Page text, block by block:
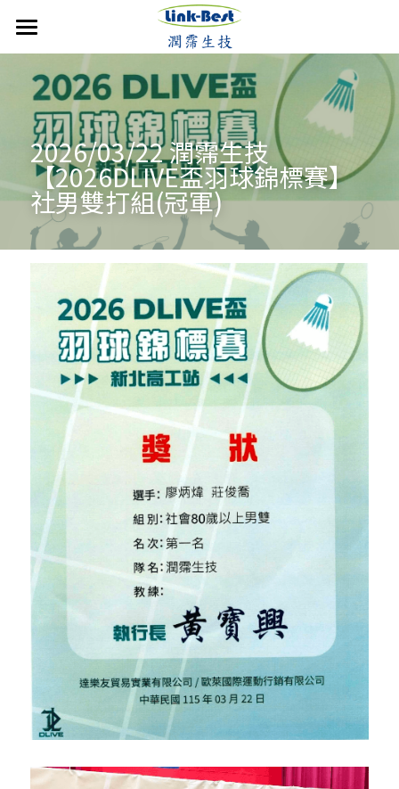
首頁
潤霈快訊
最新消息
媒體報導
影音分享
活動集錦
運動賽事
歷年新聞
公司介紹
成立沿革
發展近況
技術優勢
核心團隊
合作計畫
專業證書
銷售產品
保養系列
防蚊產品
醫美產品
牙科產品
血球細胞分離機
聯絡潤霈
搜索
2026/03/22 潤霈生技
【2026DLIVE盃羽球錦標賽】
社男雙打組(冠軍)